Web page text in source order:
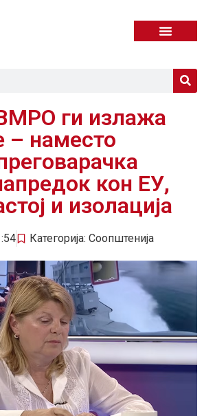
ги излажа
– наместо
кон ЕУ,
и изолација
Категорија: Соопштенија